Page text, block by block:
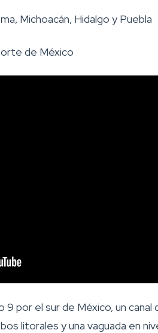
Michoacán, Hidalgo y Puebla
de México
por el sur de México, un
litorales y una vaguada en